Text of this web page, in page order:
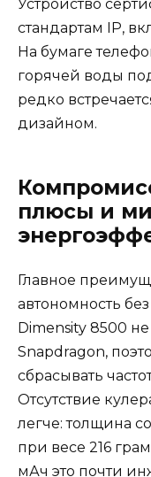
Устройство
стандартам IP,
На бумаге
горячей воды
редко
дизайном.
плюсы и
Главное
автономность
Dimensity 8500
Snapdragon,
сбрасывать
Отсутствие
легче: толщина
при весе 216
мАч это почти